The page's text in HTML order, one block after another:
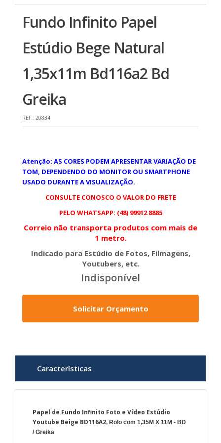
Fundo Infinito Papel
Estúdio Bege Natural
1,35x11m Bd116a2 Bd
Greika
REF.: 20834
Atenção: AS CORES PODEM APRESENTAR VARIAÇÃO DE
TOM, DEPENDENDO DO MONITOR OU SMARTPHONE
USADO DURANTE A VISUALIZAÇÃO.
CONSULTE CONOSCO O VALOR DO FRETE
PELO WHATSAPP: (48) 99912 8885
Correio não transporta produtos com mais de
1 metro.
Indicado para Estúdio de Fotos, Filmagens,
Youtubers, etc.
Indisponível
Solicitar Orçamento
Características
Papel de Fundo Infinito Foto e Vídeo Estúdio
Youtube Beige BD116A2, Rolo com 1,35M X 11M - BD
/ Greika